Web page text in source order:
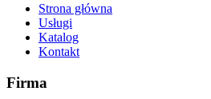
Strona główna
Usługi
Katalog
Kontakt
Firma